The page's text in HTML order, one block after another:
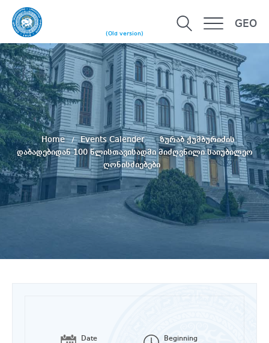
(Old version)
GEO
Home Events Calender
ზურაბ ჭუმბურიძის
დაბადებიდან 100 წლისთავისადმი მიძღვნილი საიუბილეო
ღონისძიებები
Date
Beginning